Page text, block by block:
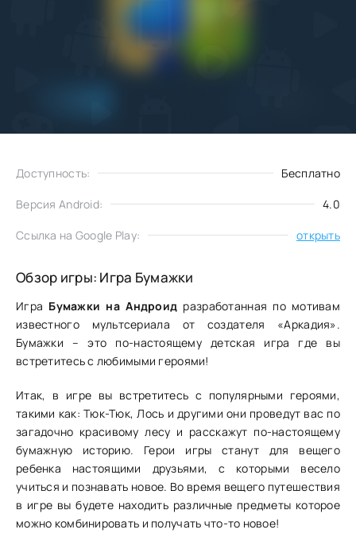
Доступность: Бесплатно
Версия Android: 4.0
Ссылка на Google Play: открыть
Обзор игры: Игра Бумажки
Игра Бумажки на Андроид разработанная по мотивам
известного мультсериала от создателя «Аркадия».
Бумажки – это по-настоящему детская игра где вы
встретитесь с любимыми героями!
Итак, в игре вы встретитесь с популярными героями,
такими как: Тюк-Тюк, Лось и другими они проведут вас по
загадочно красивому лесу и расскажут по-настоящему
бумажную историю. Герои игры станут для вещего
ребенка настоящими друзьями, с которыми весело
учиться и познавать новое. Во время вещего путешествия
в игре вы будете находить различные предметы которое
можно комбинировать и получать что-то новое!